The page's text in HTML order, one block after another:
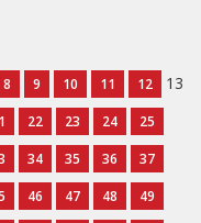
8 9 10 11 12 13
22 23 24
25
34 35 36
37
46 47 48
49